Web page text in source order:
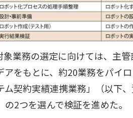
象業務の選定に向けては、主
アをもとに、約20業務をパイ
ム契約実績連携業務」（以下
の2つを選んで検証を進めた。